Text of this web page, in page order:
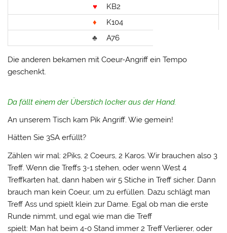
♥
KB2
♦
K104
♣
A76
Die anderen bekamen mit Coeur-Angriff ein Tempo
geschenkt.
Da fällt einem der Überstich locker aus der Hand.
An unserem Tisch kam Pik Angriff. Wie gemein!
Hätten Sie 3SA erfüllt?
Zählen wir mal: 2Piks, 2 Coeurs, 2 Karos. Wir brauchen also 3
Treff. Wenn die Treffs 3-1 stehen, oder wenn West 4
Treffkarten hat, dann haben wir 5 Stiche in Treff sicher. Dann
brauch man kein Coeur, um zu erfüllen. Dazu schlägt man
Treff Ass und spielt klein zur Dame. Egal ob man die erste
Runde nimmt, und egal wie man die Treff
spielt: Man hat beim 4-0 Stand immer 2 Treff Verlierer, oder